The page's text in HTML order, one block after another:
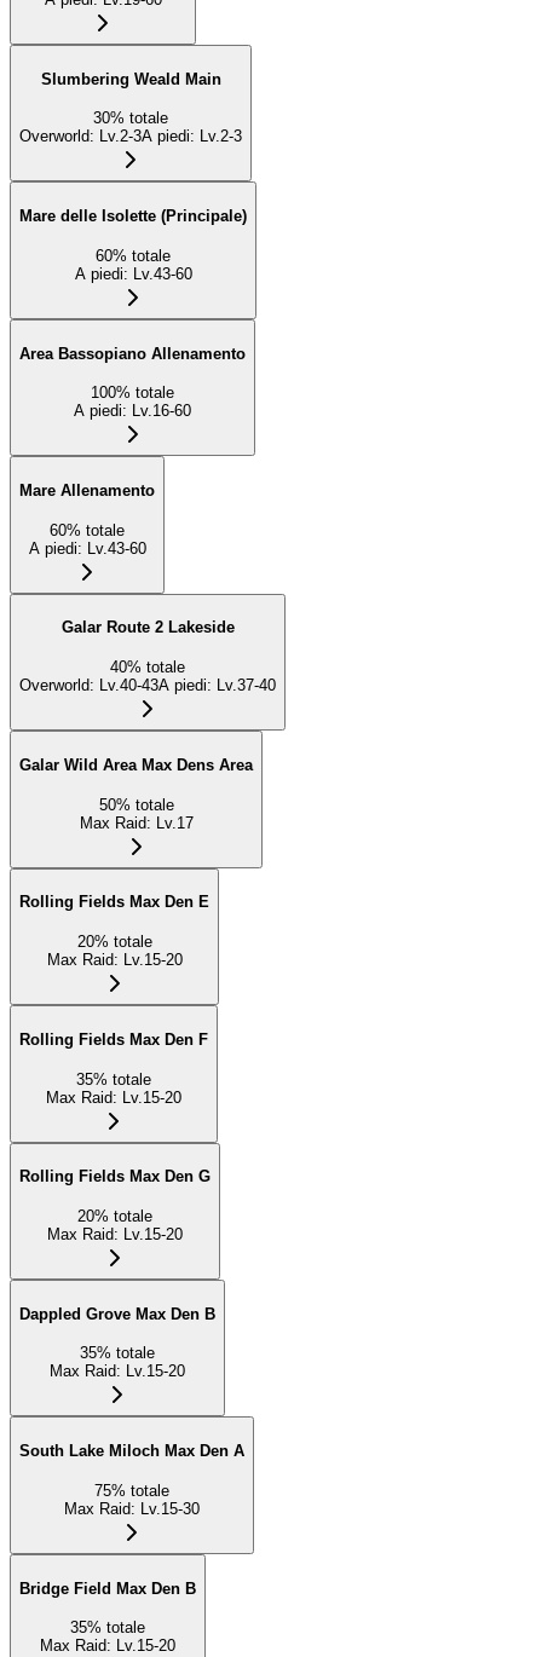
Slumbering Weald Main
30% totale
Overworld: Lv.2-3A piedi: Lv.2-3
Mare delle Isolette (Principale)
60% totale
A piedi: Lv.43-60
Area Bassopiano Allenamento
100% totale
A piedi: Lv.16-60
Mare Allenamento
60% totale
A piedi: Lv.43-60
Galar Route 2 Lakeside
40% totale
Overworld: Lv.40-43A piedi: Lv.37-40
Galar Wild Area Max Dens Area
50% totale
Max Raid: Lv.17
Rolling Fields Max Den E
20% totale
Max Raid: Lv.15-20
Rolling Fields Max Den F
35% totale
Max Raid: Lv.15-20
Rolling Fields Max Den G
20% totale
Max Raid: Lv.15-20
Dappled Grove Max Den B
35% totale
Max Raid: Lv.15-20
South Lake Miloch Max Den A
75% totale
Max Raid: Lv.15-30
Bridge Field Max Den B
35% totale
Max Raid: Lv.15-20